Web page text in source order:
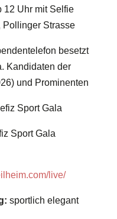
12 Uhr mit Selfie
Pollinger Strasse
besetzt
Kandidaten der
und Prominenten
Sport Gala
Sport Gala
live/
sportlich elegant